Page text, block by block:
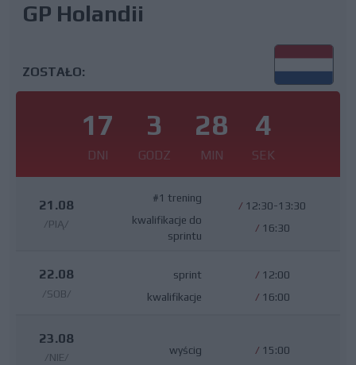
GP Holandii
ZOSTAŁO:
17
DNI
3
GODZ
28
MIN
4
SEK
21.08
/PIĄ/
#1 trening
kwalifikacje do
sprintu
/ 12:30-13:30
/ 16:30
22.08
/SOB/
sprint
kwalifikacje
/ 12:00
/ 16:00
23.08
/NIE/
wyścig / 15:00